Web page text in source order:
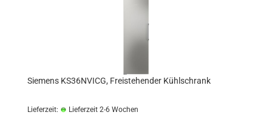
Siemens KS36NVICG, Freistehender Kühlschrank
Lieferzeit: Lieferzeit 2-6 Wochen